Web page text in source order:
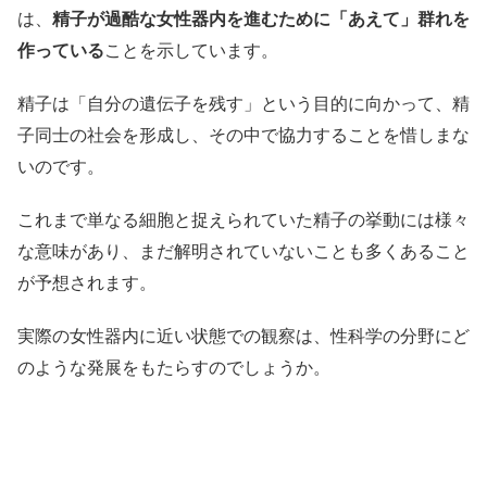
は、 精子が過酷な女性器内を進むために「あえて」群れを
作っていることを示しています。
精子は「自分の遺伝子を残す」という目的に向かって、精
子同士の社会を形成し、その中で協力することを惜しまな
いのです。
これまで単なる細胞と捉えられていた精子の挙動には様々
な意味があり、まだ解明されていないことも多くあること
が予想されます。
実際の女性器内に近い状態での観察は、性科学の分野にど
のような発展をもたらすのでしょうか。